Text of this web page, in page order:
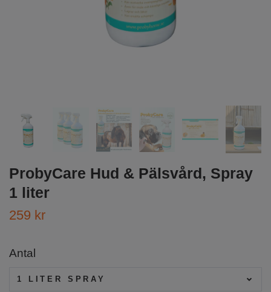
ProbyCare Hud & Pälsvård, Spray
1 liter
259 kr
Antal
1 LITER SPRAY